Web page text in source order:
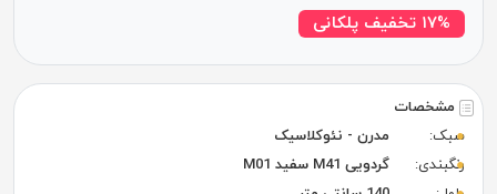
مشخصات
سبک:
مدرن - نئوکلاسیک
رنگبندی:
گردویی M41 سفید M01
۱۷% تخفیف پلکانی